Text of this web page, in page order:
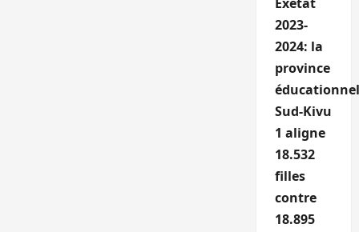
2023-
2024: la
province
Sud-Kivu
1 aligne
18.532
filles
contre
18.895